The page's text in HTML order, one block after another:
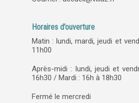
Horaires d’ouverture
Matin : lundi, mardi, jeudi et
11h00
Après-midi : lundi, jeudi et
16h30 / Mardi : 16h à 18h30
Fermé le mercredi